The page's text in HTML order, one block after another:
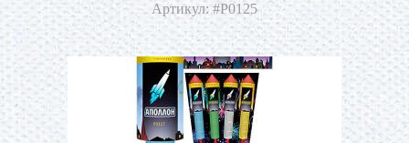
Артикул: #Р0125